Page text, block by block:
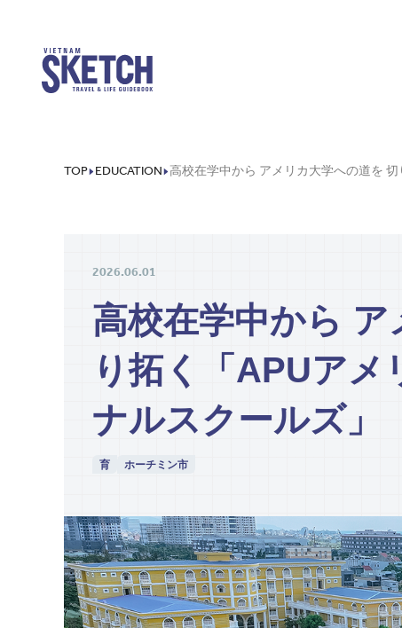
TOP EDUCATION
2026.06.01
高校在学中から ア
り拓く「APUアメ
ナルスクールズ」
育 ホーチミン市